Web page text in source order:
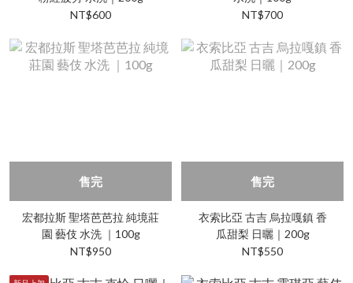
NT$600
NT$700
售完
宏都拉斯 聖塔芭芭拉 純境莊
園 藝伎 水洗 ｜100g
NT$950
售完
衣索比亞 古吉 烏拉嘎鎮 香
瓜甜梨 日曬｜200g
NT$550